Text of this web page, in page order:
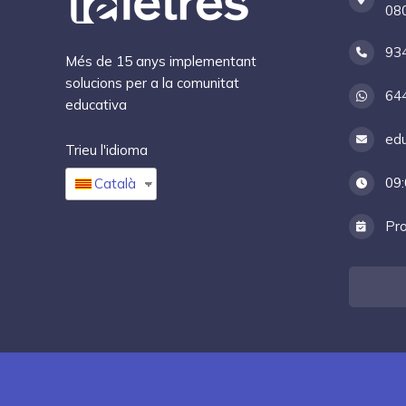
Més de 15 anys implementant
solucions per a la comunitat
educativa
Trieu l'idioma
Català